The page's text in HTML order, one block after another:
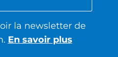
la newsletter de
En savoir plus